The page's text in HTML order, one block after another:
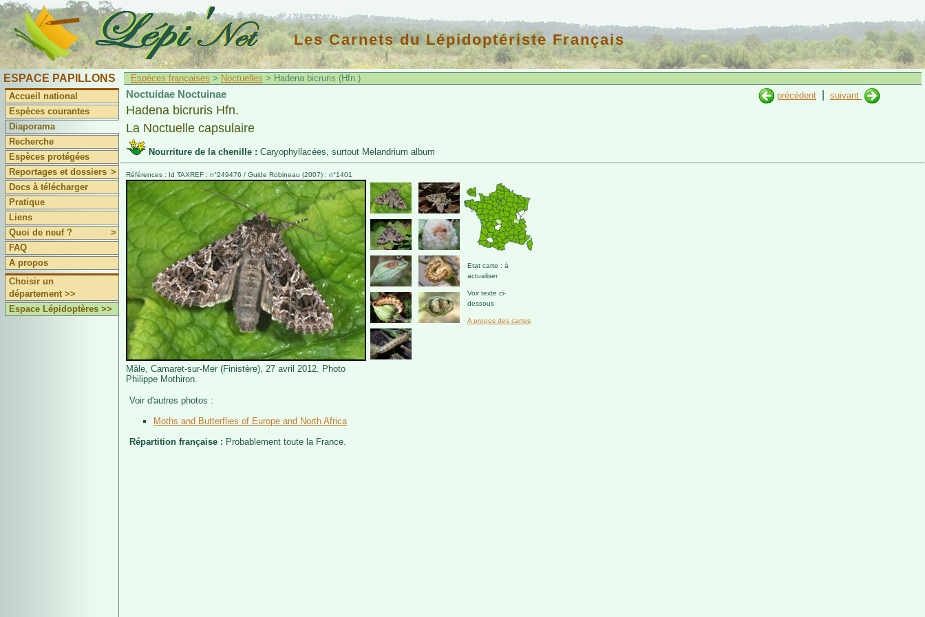
Les Carnets du Lépidoptériste Français
ESPACE PAPILLONS
Accueil national
Espèces courantes
Diaporama
Recherche
Espèces protégées
Reportages et dossiers >
Docs à télécharger
Pratique
Liens
Quoi de neuf ?
>
FAQ
A propos
Choisir un
département >>
Espace Lépidoptères >>
Espèces françaises > Noctuelles > Hadena bicruris (Hfn.)
précédent
suivant
Noctuidae Noctuinae
Hadena bicruris Hfn.
La Noctuelle capsulaire
Nourriture de la chenille : Caryophyllacées, surtout Melandrium album
Références : Id TAXREF : n°249476 / Guide Robineau (2007) : n°1401
Mâle, Camaret-sur-Mer (Finistère), 27 avril 2012. Photo
Philippe Mothiron.
Etat carte : à
actualiser
Voir texte ci-
dessous
A propos des cartes
Voir d'autres photos :
Moths and Butterflies of Europe and North Africa
Répartition française : Probablement toute la France.